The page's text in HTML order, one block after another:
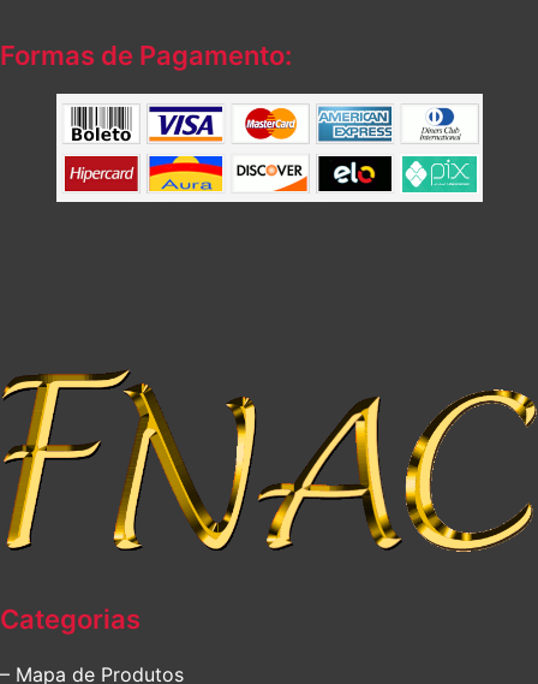
Formas de Pagamento:
Categorias
– Mapa de Produtos